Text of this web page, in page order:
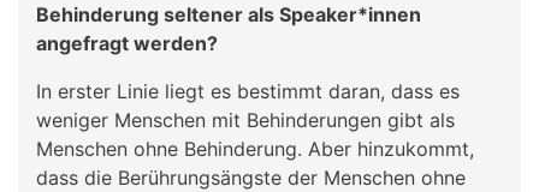
Behinderung seltener als Speaker*innen
angefragt werden?
In erster Linie liegt es bestimmt daran, dass es
weniger Menschen mit Behinderungen gibt als
Menschen ohne Behinderung. Aber hinzukommt,
dass die Berührungsängste der Menschen ohne